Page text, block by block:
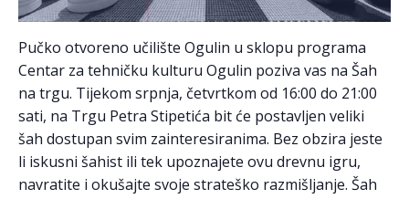
Pučko otvoreno učilište Ogulin u sklopu programa
Centar za tehničku kulturu Ogulin poziva vas na Šah
na trgu. Tijekom srpnja, četvrtkom od 16:00 do 21:00
sati, na Trgu Petra Stipetića bit će postavljen veliki
šah dostupan svim zainteresiranima. Bez obzira jeste
li iskusni šahist ili tek upoznajete ovu drevnu igru,
navratite i okušajte svoje strateško razmišljanje. Šah